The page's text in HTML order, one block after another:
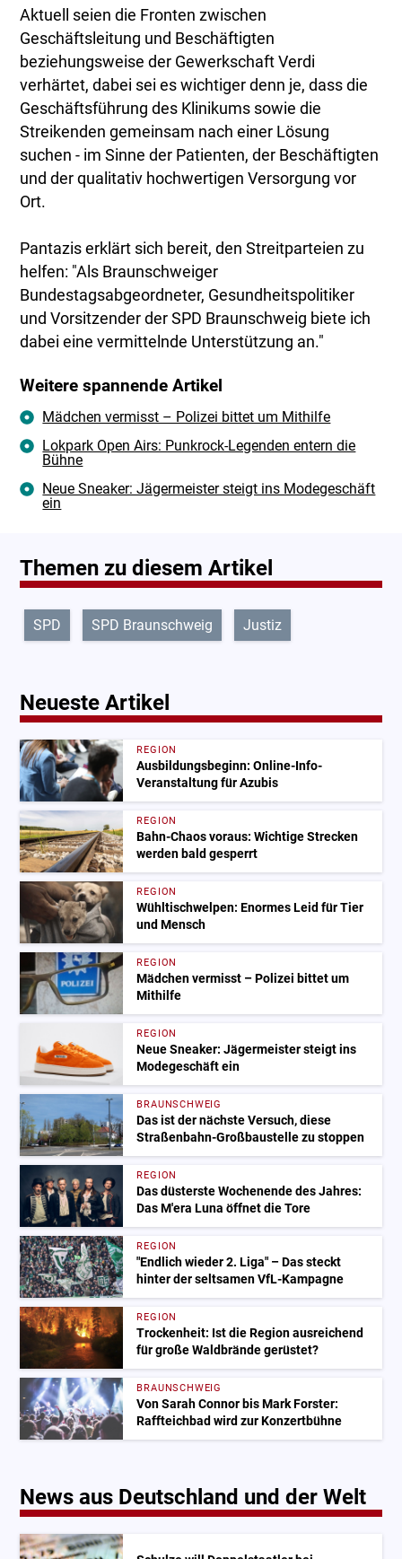
Aktuell seien die Fronten zwischen
Geschäftsleitung und Beschäftigten
beziehungsweise der Gewerkschaft Verdi
verhärtet, dabei sei es wichtiger denn je, dass die
Geschäftsführung des Klinikums sowie die
Streikenden gemeinsam nach einer Lösung
suchen - im Sinne der Patienten, der Beschäftigten
und der qualitativ hochwertigen Versorgung vor
Ort.
Pantazis erklärt sich bereit, den Streitparteien zu
helfen: "Als Braunschweiger
Bundestagsabgeordneter, Gesundheitspolitiker
und Vorsitzender der SPD Braunschweig biete ich
dabei eine vermittelnde Unterstützung an."
Weitere spannende Artikel
Mädchen vermisst – Polizei bittet um Mithilfe
Lokpark Open Airs: Punkrock-Legenden entern die
Bühne
Neue Sneaker: Jägermeister steigt ins Modegeschäft
ein
Themen zu diesem Artikel
SPD SPD Braunschweig Justiz
Neueste Artikel
REGION
Ausbildungsbeginn: Online-Info-
Veranstaltung für Azubis
REGION
Bahn-Chaos voraus: Wichtige Strecken
werden bald gesperrt
REGION
Wühltischwelpen: Enormes Leid für Tier
und Mensch
REGION
Mädchen vermisst – Polizei bittet um
Mithilfe
REGION
Neue Sneaker: Jägermeister steigt ins
Modegeschäft ein
BRAUNSCHWEIG
Das ist der nächste Versuch, diese
Straßenbahn-Großbaustelle zu stoppen
REGION
Das düsterste Wochenende des Jahres:
Das M'era Luna öffnet die Tore
REGION
"Endlich wieder 2. Liga" – Das steckt
hinter der seltsamen VfL-Kampagne
REGION
Trockenheit: Ist die Region ausreichend
für große Waldbrände gerüstet?
BRAUNSCHWEIG
Von Sarah Connor bis Mark Forster:
Raffteichbad wird zur Konzertbühne
News aus Deutschland und der Welt